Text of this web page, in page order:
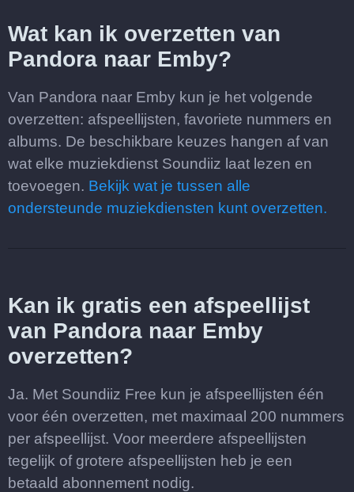
Wat kan ik overzetten van
Pandora naar Emby?
Van Pandora naar Emby kun je het volgende
overzetten: afspeellijsten, favoriete nummers en
albums. De beschikbare keuzes hangen af van
wat elke muziekdienst Soundiiz laat lezen en
toevoegen. Bekijk wat je tussen alle
ondersteunde muziekdiensten kunt overzetten.
Kan ik gratis een afspeellijst
van Pandora naar Emby
overzetten?
Ja. Met Soundiiz Free kun je afspeellijsten één
voor één overzetten, met maximaal 200 nummers
per afspeellijst. Voor meerdere afspeellijsten
tegelijk of grotere afspeellijsten heb je een
betaald abonnement nodig.